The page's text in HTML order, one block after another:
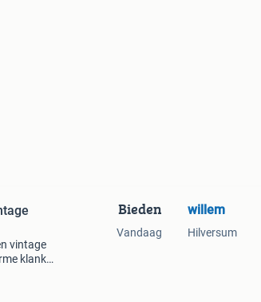
vintage
klank,
Bieden
Vandaag
willem
Hilversum